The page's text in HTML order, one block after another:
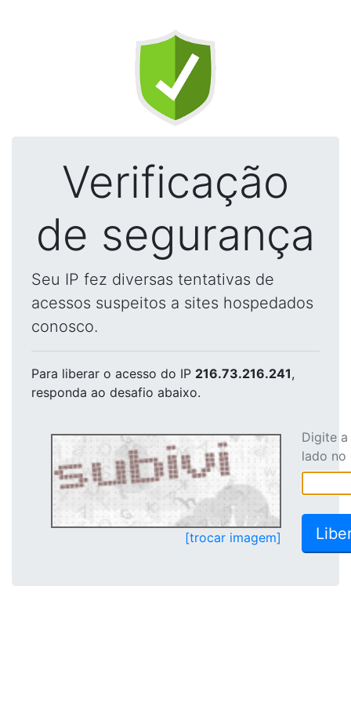
Verificação
de segurança
Seu IP fez diversas tentativas de
acessos suspeitos a sites hospedados
conosco.
Para liberar o acesso do IP 216.73.216.241,
responda ao desafio abaixo.
[trocar imagem]
Digite
lado no